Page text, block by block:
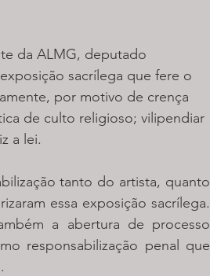
da ALMG, deputado
sacrílega que fere o
por motivo de crença
de culto religioso; vilipendiar
a lei.
tanto do artista, quanto
essa exposição sacrílega.
a abertura de processo
responsabilização penal que